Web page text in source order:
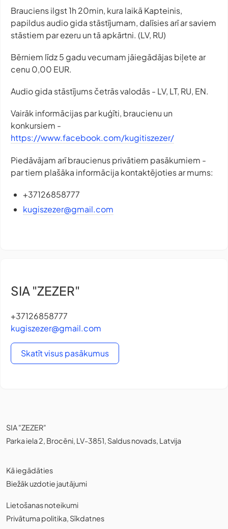
Brauciens ilgst 1h 20min, kura laikā Kapteinis,
papildus audio gida stāstījumam, dalīsies arī ar saviem
stāstiem par ezeru un tā apkārtni. (LV, RU)
Bērniem līdz 5 gadu vecumam jāiegādājas biļete ar
cenu 0,00 EUR.
Audio gida stāstījums četrās valodās - LV, LT, RU, EN.
Vairāk informācijas par kuģīti, braucienu un
konkursiem -
https://www.facebook.com/kugitiszezer/
Piedāvājam arī braucienus privātiem pasākumiem -
par tiem plašāka informācija kontaktējoties ar mums:
+37126858777
kugiszezer@gmail.com
SIA "ZEZER"
+37126858777
kugiszezer@gmail.com
Skatīt visus pasākumus
SIA "ZEZER"
Parka iela 2, Brocēni, LV-3851, Saldus novads, Latvija
Kā iegādāties
Biežāk uzdotie jautājumi
Lietošanas noteikumi
Privātuma politika, Sīkdatnes